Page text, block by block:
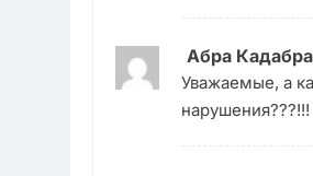
Абра Кадабра
Уважаемые, а
нарушения???!!!